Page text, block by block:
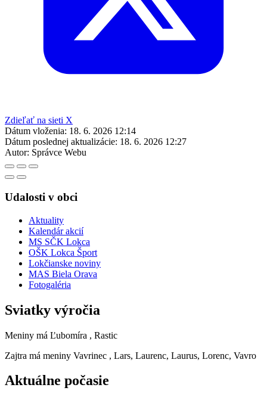
Zdieľať na sieti X
Dátum vloženia: 18. 6. 2026 12:14
Dátum poslednej aktualizácie: 18. 6. 2026 12:27
Autor: Správce Webu
Udalosti v obci
Aktuality
Kalendár akcií
MS SČK Lokca
OŠK Lokca Šport
Lokčianske noviny
MAS Biela Orava
Fotogaléria
Sviatky výročia
Meniny má Ľubomíra , Rastic
Zajtra má meniny Vavrinec , Lars, Laurenc, Laurus, Lorenc, Vavro
Aktuálne počasie